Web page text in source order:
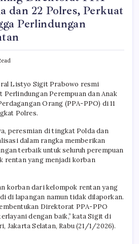
dan 22 Polres, Perkuat
Perlindungan
Listyo Sigit Prabowo resmi
Perempuan dan Anak
Orang (PPA-PPO) di 11
Polres.
peresmian di tingkat Polda dan
dalam rangka memberikan
terbaik untuk seluruh perempuan
rentan yang menjadi korban
korban dari kelompok rentan yang
di lapangan namun tidak dilaporkan.
Direktorat PPA-PPO
dengan baik,” kata Sigit di
Jakarta Selatan, Rabu (21/1/2026).